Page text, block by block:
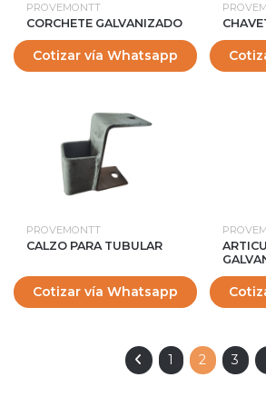
PROVEMONTT
CORCHETE GALVANIZADO
Cotizar vía Whatsapp
PROVEMONTT
CALZO PARA TUBULAR
Cotizar vía Whatsapp
1 2 3